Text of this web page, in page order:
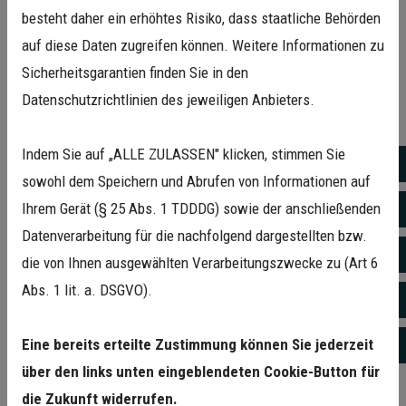
Vorteile von Komposit-Füllungen:
Ästhetisch zahnfarben – kaum sichtbar
Stabil & belastbar bei kleinen bis mittleren Defekten
Schonende, minimalinvasive Behandlung
Metallfrei und körperverträglich
👉 minimalinvasiven Zahnerhaltung
CEREC – digitale Keramikfüllungen in
besteht daher ein erhöhtes Risiko, dass staatliche Behörden
auf diese Daten zugreifen können. Weitere Informationen zu
Sicherheitsgarantien finden Sie in den
Datenschutzrichtlinien des jeweiligen Anbieters.
Indem Sie auf „ALLE ZULASSEN" klicken, stimmen Sie
sowohl dem Speichern und Abrufen von Informationen auf
Ihrem Gerät (§ 25 Abs. 1 TDDDG) sowie der anschließenden
Datenverarbeitung für die nachfolgend dargestellten bzw.
die von Ihnen ausgewählten Verarbeitungszwecke zu (Art 6
Abs. 1 lit. a. DSGVO).
Eine bereits erteilte Zustimmung können Sie jederzeit
über den links unten eingeblendeten Cookie-Button für
die Zukunft widerrufen.